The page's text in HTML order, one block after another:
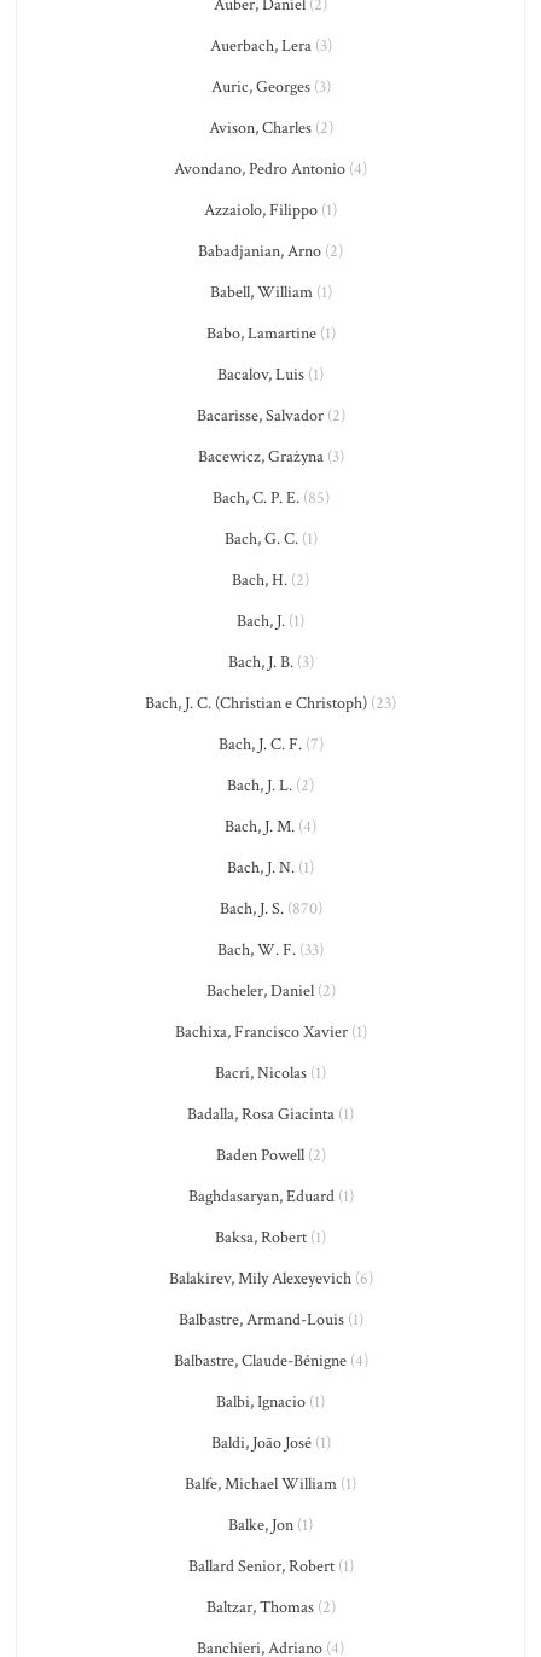
Auber, Daniel (2)
Auerbach, Lera(3)
Auric, Georges(3)
Avison, Charles(2)
Avondano, Pedro Antonio (4)
Azzaiolo, Filippo (1)
Babadjanian, Arno (2)
Babell, William(1)
Babo, Lamartine(1)
Bacalov, Luis (1)
Bacarisse, Salvador(2)
Bacewicz, Grażyna(3)
Bach, C. P. E.(85)
Bach, G. C.(1)
Bach, H. (2)
Bach, J. (1)
Bach, J. B.(3)
Bach, J. C. (Christian e Christoph) (23)
Bach, J. C. F.(7)
Bach, J. L. (2)
Bach, J. M. (4)
Bach, J. N. (1)
Bach, J. S.(870)
Bach, W. F. (33)
Bacheler, Daniel(2)
Bachixa, Francisco Xavier(1)
Bacri, Nicolas (1)
Badalla, Rosa Giacinta (1)
Baden Powell(2)
Baghdasaryan, Eduard(1)
Baksa, Robert (1)
Balakirev, Mily Alexeyevich(6)
Balbastre, Armand-Louis(1)
Balbastre, Claude-Bénigne(4)
Balbi, Ignacio (1)
Baldi, João José(1)
Balfe, Michael William (1)
Balke, Jon (1)
Ballard Senior, Robert(1)
Baltzar, Thomas(2)
Banchieri, Adriano (4)